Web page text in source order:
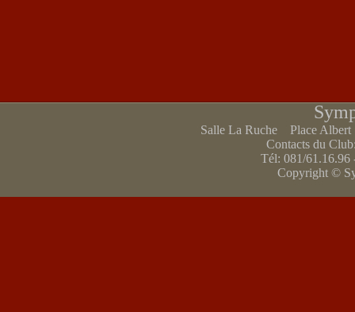
Salle La Ruche Place
Contacts du
Tél: 081/61.16.96
Copyright ©